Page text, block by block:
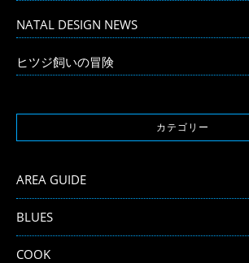
NATAL DESIGN NEWS
ヒツジ飼いの冒険
カテゴリー
AREA GUIDE
BLUES
COOK